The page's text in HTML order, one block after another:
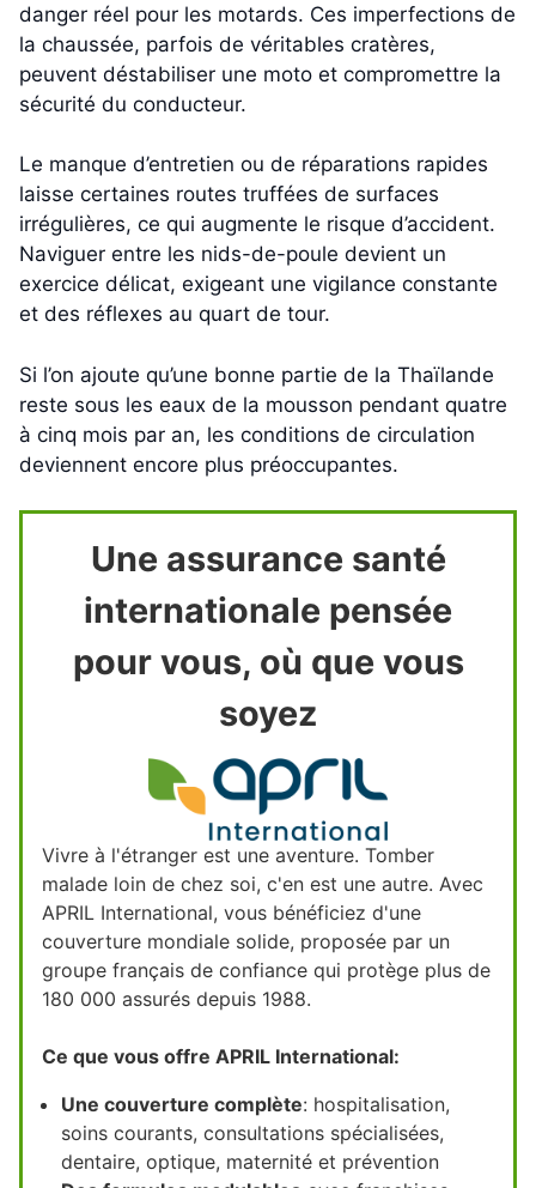
danger réel pour les motards. Ces imperfections de
la chaussée, parfois de véritables cratères,
peuvent déstabiliser une moto et compromettre la
sécurité du conducteur.
Le manque d’entretien ou de réparations rapides
laisse certaines routes truffées de surfaces
irrégulières, ce qui augmente le risque d’accident.
Naviguer entre les nids-de-poule devient un
exercice délicat, exigeant une vigilance constante
et des réflexes au quart de tour.
Si l’on ajoute qu’une bonne partie de la Thaïlande
reste sous les eaux de la mousson pendant quatre
à cinq mois par an, les conditions de circulation
deviennent encore plus préoccupantes.
Une assurance santé
internationale pensée
pour vous, où que vous
soyez
Vivre à l'étranger est une aventure. Tomber
malade loin de chez soi, c'en est une autre. Avec
APRIL International, vous bénéficiez d'une
couverture mondiale solide, proposée par un
groupe français de confiance qui protège plus de
180 000 assurés depuis 1988.
Ce que vous offre APRIL International:
Une couverture complète: hospitalisation,
soins courants, consultations spécialisées,
dentaire, optique, maternité et prévention